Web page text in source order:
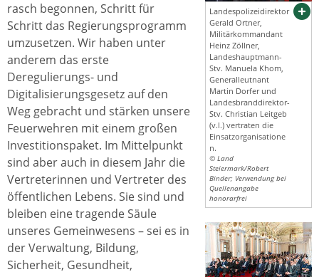
Landespolizeidirektor
Gerald Ortner,
Militärkommandant
Heinz Zöllner,
Landeshauptmann-
Stv. Manuela Khom,
Generalleutnant
Martin Dorfer und
Landesbranddirektor-
Stv. Christian Leitgeb
(v.l.) vertraten die
Einsatzorganisatione
n.
© Land
Steiermark/Robert
Binder; Verwendung bei
Quellenangabe
honorarfrei
rasch begonnen, Schritt für
Schritt das Regierungsprogramm
umzusetzen. Wir haben unter
anderem das erste
Deregulierungs- und
Digitalisierungsgesetz auf den
Weg gebracht und stärken unsere
Feuerwehren mit einem großen
Investitionspaket. Im Mittelpunkt
sind aber auch in diesem Jahr die
Vertreterinnen und Vertreter des
öffentlichen Lebens. Sie sind und
bleiben eine tragende Säule
unseres Gemeinwesens – sei es in
der Verwaltung, Bildung,
Sicherheit, Gesundheit,